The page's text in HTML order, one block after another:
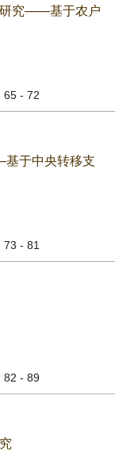
研究——基于农户
65 - 72
于中央转移支
73 - 81
82 - 89